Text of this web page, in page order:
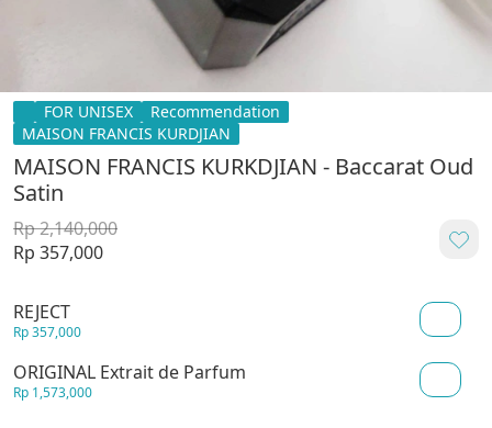
FOR UNISEX
Recommendation
MAISON FRANCIS KURDJIAN
MAISON FRANCIS KURKDJIAN - Baccarat Oud
Satin
Rp 2,140,000
Rp 357,000
REJECT
Rp 357,000
ORIGINAL Extrait de Parfum
Rp 1,573,000